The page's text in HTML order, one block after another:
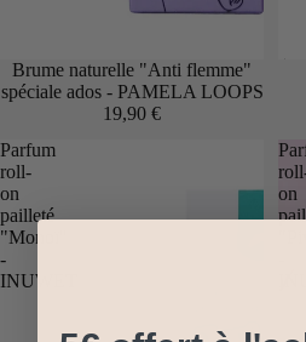
Brume naturelle "Anti flemme"
spéciale ados - PAMELA LOOPS
19,90 €
Parfum
roll-
on
pailleté
"Monoï"
-
INUWET
on